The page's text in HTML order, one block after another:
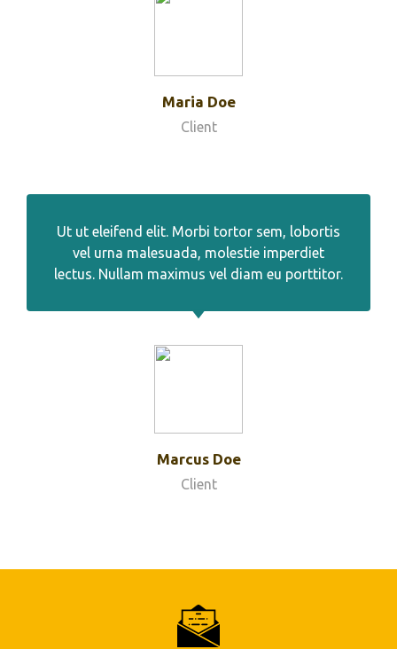
Maria Doe
Client
Ut ut eleifend elit. Morbi tortor sem, lobortis
vel urna malesuada, molestie imperdiet
lectus. Nullam maximus vel diam eu porttitor.
Marcus Doe
Client